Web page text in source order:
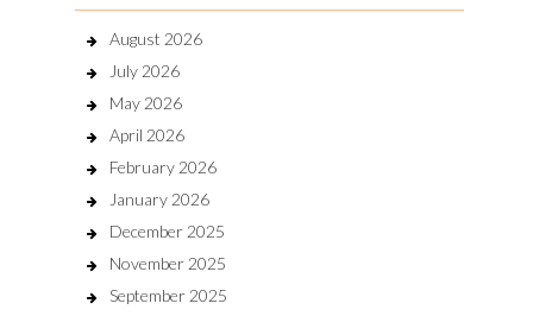
August 2026
July 2026
May 2026
April 2026
February 2026
January 2026
December 2025
November 2025
September 2025